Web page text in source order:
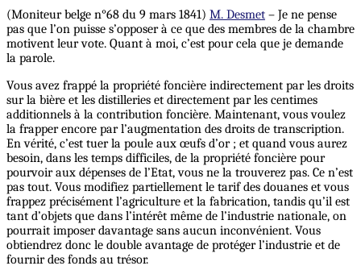
(Moniteur belge n°68 du 9 mars 1841) M. Desmet – Je ne pense
pas que l’on puisse s’opposer à ce que des membres de la chambre
motivent leur vote. Quant à moi, c’est pour cela que je demande
la parole.
Vous avez frappé la propriété foncière indirectement par les droits
sur la bière et les distilleries et directement par les centimes
additionnels à la contribution foncière. Maintenant, vous voulez
la frapper encore par l’augmentation des droits de transcription.
En vérité, c’est tuer la poule aux œufs d’or ; et quand vous aurez
besoin, dans les temps difficiles, de la propriété foncière pour
pourvoir aux dépenses de l’Etat, vous ne la trouverez pas. Ce n’est
pas tout. Vous modifiez partiellement le tarif des douanes et vous
frappez précisément l’agriculture et la fabrication, tandis qu’il est
tant d’objets que dans l’intérêt même de l’industrie nationale, on
pourrait imposer davantage sans aucun inconvénient. Vous
obtiendrez donc le double avantage de protéger l’industrie et de
fournir des fonds au trésor.